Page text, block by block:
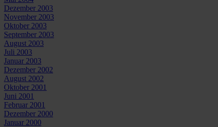
Dezember 2003
November 2003
Oktober 2003
September 2003
August 2003
Juli 2003
Januar 2003
Dezember 2002
August 2002
Oktober 2001
Juni 2001
Februar 2001
Dezember 2000
Januar 2000